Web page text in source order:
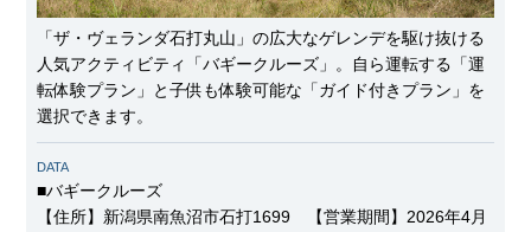
「ザ・ヴェランダ石打丸山」の広大なゲレンデを駆け抜ける
人気アクティビティ「バギークルーズ」。自ら運転する「運
転体験プラン」と子供も体験可能な「ガイド付きプラン」を
選択できます。
DATA
■バギークルーズ
【住所】新潟県南魚沼市石打1699 【営業期間】2026年4月